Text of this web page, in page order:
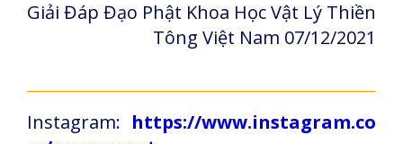
Giải Đáp Đạo Phật Khoa Học Vật Lý Thiền
Tông Việt Nam 07/12/2021
Instagram: https://www.instagram.co